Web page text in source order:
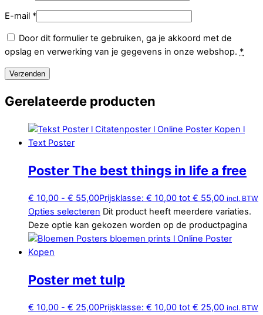
E-mail *
Door dit formulier te gebruiken, ga je akkoord met de
opslag en verwerking van je gegevens in onze webshop. *
Gerelateerde producten
Poster The best things in life a free
€ 10,00 - € 55,00Prijsklasse: € 10,00 tot € 55,00 incl. BTW
Opties selecteren Dit product heeft meerdere variaties.
Deze optie kan gekozen worden op de productpagina
Poster met tulp
€ 10,00 - € 25,00Prijsklasse: € 10,00 tot € 25,00 incl. BTW